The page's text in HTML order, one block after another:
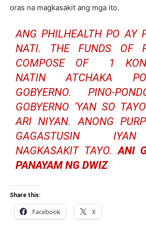
oras na magkasakit ang mga ito.
ANG PHILHEALTH PO AY
NATI. THE FUNDS OF
COMPOSE OF 1
NATIN ATCHAKA
GOBYERNO. PINO-
GOBYERNO ‘YAN SO
ARI NIYAN. ANONG
GAGASTUSIN
NAGKASAKIT TAYO.ANI
PANAYAM NG DWIZ
Share this:
Facebook X